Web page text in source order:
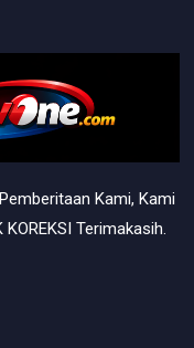
Kami, Kami
Terimakasih.